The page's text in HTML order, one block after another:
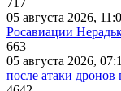
717
05 августа 2026,
Росавиации
663
05 августа 2026,
после атаки